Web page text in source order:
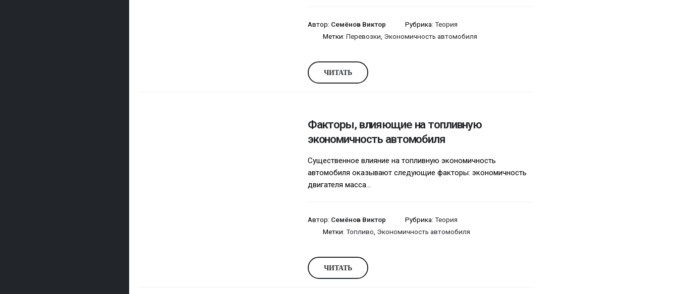
Автор: Семёнов Виктор Рубрика: Теория
Метки: Перевозки Экономичность автомобиля
ЧИТАТЬ
Факторы, влияющие на топливную
экономичность автомобиля
Существенное влияние на топливную экономичность
автомобиля оказывают следующие факторы: экономичность
двигателя масса...
Автор: Семёнов Виктор Рубрика: Теория
Метки: Топливо Экономичность автомобиля
ЧИТАТЬ